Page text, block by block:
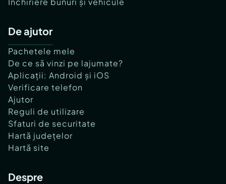
De ajutor
Pachetele mele
De ce să vinzi pe lajumate?
Aplicații: Android și iOS
Verificare telefon
Ajutor
Reguli de utilizare
Sfaturi de securitate
Hartă județelor
Hartă site
Despre